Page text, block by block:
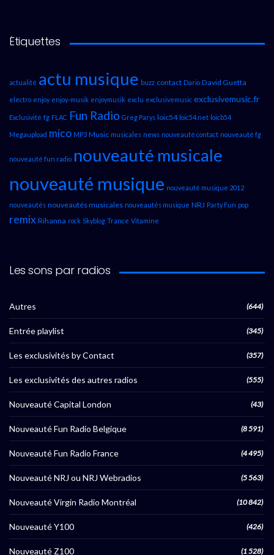
Étiquettes
actualité actu musique buzz contact Dario David Guetta
electro enjoy enjoy-musik enjoymusik exclu exclusivemusic exclusivemusic.fr
Exclusivité fg FLAC Fun Radio Greg Parys loic54 loic54.net loicb54
Megaupload mico MP3 Music musicales news nouveauté contact nouveauté fg
nouveauté fun radio nouveauté musicale
nouveauté musique nouveauté musique 2012
nouveautés nouveautés musicales nouveautés musique NRJ Party Fun pop
remix Rihanna rock Skyblog Trance Vitamine
Les sons par radios
Autres (644)
Entrée playlist (345)
Les exclusivités by Contact (357)
Les exclusivités des autres radios (555)
Nouveauté Capital London (43)
Nouveauté Fun Radio Belgique (8 591)
Nouveauté Fun Radio France (4 495)
Nouveauté NRJ ou NRJ Webradios (5 563)
Nouveauté Virgin Radio Montréal (10 842)
Nouveauté Y100 (426)
Nouveauté Z100 (1 528)